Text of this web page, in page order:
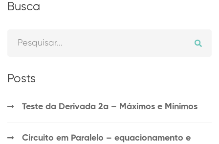
Busca
Pesquisar
Posts
Teste da Derivada 2a – Máximos e Mínimos
Circuito em Paralelo – equacionamento e